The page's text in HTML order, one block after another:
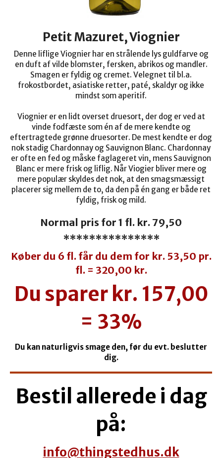
Petit Mazuret, Viognier
Denne liflige Viognier har en strålende lys guldfarve og
en duft af vilde blomster, fersken, abrikos og mandler.
Smagen er fyldig og cremet. Velegnet til bl.a.
frokostbordet, asiatiske retter, paté, skaldyr og ikke
mindst som aperitif.
Viognier er en lidt overset druesort, der dog er ved at
vinde fodfæste som én af de mere kendte og
eftertragtede grønne druesorter. De mest kendte er dog
nok stadig Chardonnay og Sauvignon Blanc. Chardonnay
er ofte en fed og måske faglageret vin, mens Sauvignon
Blanc er mere frisk og liflig. NårViogier bliver mere og
mere populær skyldes det nok, at den smagsmæssigt
placerer sig mellem de to, da den på én gang er både ret
fyldig, frisk og mild.
Normal pris for 1 fl. kr. 79,50
***************
Køber du 6 fl. får du dem for kr. 53,50 pr.
fl. = 320,00 kr.
Du sparer kr. 157,00
= 33%
Du kan naturligvis smage den, før du evt. beslutter
dig.
Bestil allerede i dag
på:
info@thingstedhus.dk